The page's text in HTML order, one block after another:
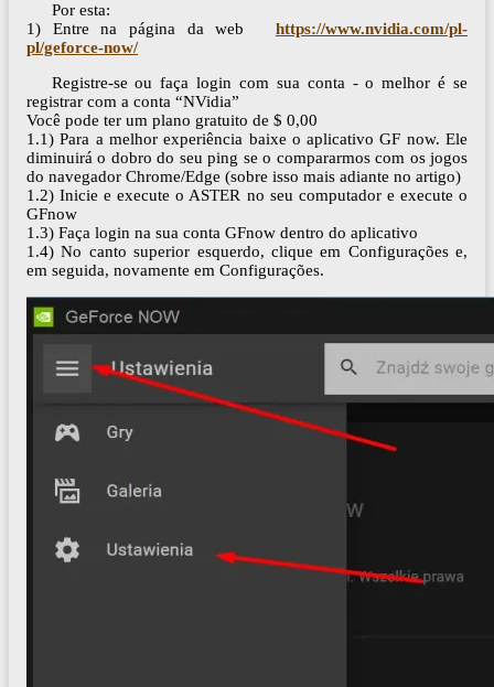
Por esta:
1) Entre na página da web
https://www.nvidia.com/pl-
pl/geforce-now/
Registre-se ou faça login com sua conta - o melhor é se
registrar com a conta “NVidia”
Você pode ter um plano gratuito de $ 0,00
1.1) Para a melhor experiência baixe o aplicativo GF now. Ele
diminuirá o dobro do seu ping se o compararmos com os jogos
do navegador Chrome/Edge (sobre isso mais adiante no artigo)
1.2) Inicie e execute o ASTER no seu computador e execute o
GFnow
1.3) Faça login na sua conta GFnow dentro do aplicativo
1.4) No canto superior esquerdo, clique em Configurações e,
em seguida, novamente em Configurações.